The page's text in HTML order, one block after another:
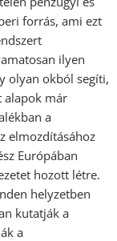
forrás, ami ezt
ilyen
olyan okból segíti,
alapok már
a
elmozdításához
Európában
hozott létre.
helyzetben
kutatják a
a